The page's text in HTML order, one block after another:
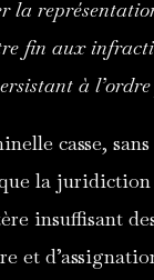
la
fin aux
à
casse,
la
insuffisant
et